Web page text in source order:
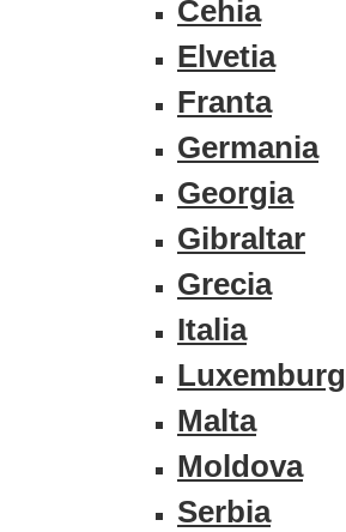
Cehia
Elvetia
Franta
Germania
Georgia
Gibraltar
Grecia
Italia
Luxemburg
Malta
Moldova
Serbia